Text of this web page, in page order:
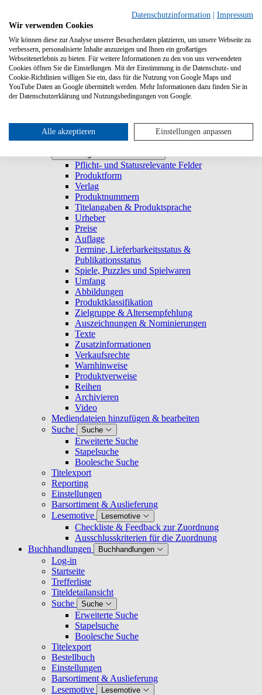
Systemanforderungen
Verlage
Verlage
Log-in
Startseite
Trefferliste
Trefferliste
Titel duplizieren & E-Book generieren
Historie
Titeldetailansicht
Titel anlegen und bearbeiten
Pflicht- und Statusrelevante Felder
Produktform
Verlag
Produktnummern
Titelangaben & Produktsprache
Urheber
Preise
Auflage
Termine, Lieferbarkeitsstatus &
Publikationsstatus
Spiele, Puzzles und Spielwaren
Umfang
Abbildungen
Produktklassifikation
Zielgruppe & Altersempfehlung
Auszeichnungen & Nominierungen
Texte
Zusatzinformationen
Verkaufsrechte
Warnhinweise
Produktverweise
Reihen
Archivieren
Video
Mediendateien hinzufügen & bearbeiten
Suche
Suche
Erweiterte Suche
Stapelsuche
Boolesche Suche
Titelexport
Reporting
Einstellungen
Barsortiment & Auslieferung
Lesemotive
Lesemotive
Checkliste & Feedback zur Zuordnung
Ausschlusskriterien für die Zuordnung
Buchhandlungen
Buchhandlungen
Log-in
Startseite
Trefferliste
Titeldetailansicht
Suche
Suche
Erweiterte Suche
Stapelsuche
Boolesche Suche
Titelexport
Bestellbuch
Einstellungen
Barsortiment & Auslieferung
Lesemotive
Lesemotive
Datenschutzinformation
Impressum
Wir verwenden Cookies
Wir können diese zur Analyse unserer Besucherdaten platzieren, um unsere Webseite zu
verbessern, personalisierte Inhalte anzuzeigen und Ihnen ein großartiges
Webseitenerlebnis zu bieten. Für weitere Informationen zu den von uns verwendeten
Cookies öffnen Sie die Einstellungen. Mit der Einstimmung in die Datenschutz- und
Cookie-Richtlinien willigen Sie ein, dass für die Nutzung von Google Maps und
YouTube Daten an Google übermittelt werden. Mehr Informationen dazu finden Sie in
der Datenschutzerklärung und Nutzungsbedingungen von Google.
Alle akzeptieren Einstellungen anpassen